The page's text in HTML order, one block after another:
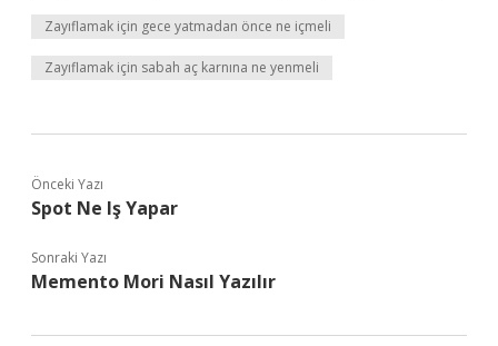
Zayıflamak için gece yatmadan önce ne içmeli
Zayıflamak için sabah aç karnına ne yenmeli
Önceki Yazı
Spot Ne Iş Yapar
Sonraki Yazı
Memento Mori Nasıl Yazılır